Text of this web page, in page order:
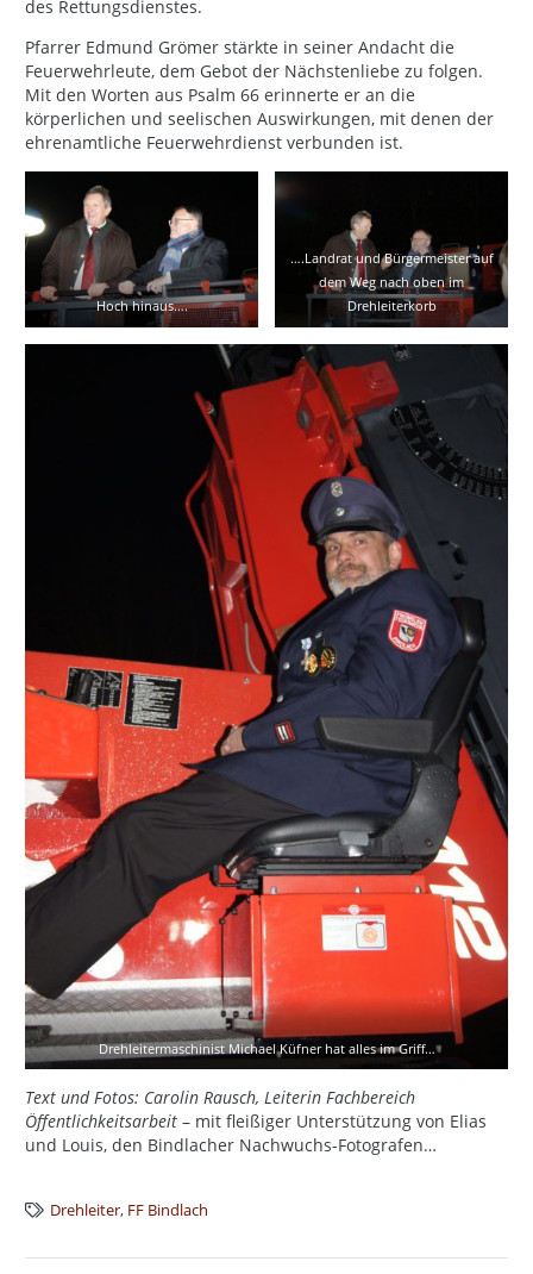
des Rettungsdienstes.
Pfarrer Edmund Grömer stärkte in seiner Andacht die
Feuerwehrleute, dem Gebot der Nächstenliebe zu folgen.
Mit den Worten aus Psalm 66 erinnerte er an die
körperlichen und seelischen Auswirkungen, mit denen der
ehrenamtliche Feuerwehrdienst verbunden ist.
Hoch hinaus….
….Landrat und Bürgermeister auf
dem Weg nach oben im
Drehleiterkorb
Drehleitermaschinist Michael Küfner hat alles im Griff…
Text und Fotos: Carolin Rausch, Leiterin Fachbereich
Öffentlichkeitsarbeit – mit fleißiger Unterstützung von Elias
und Louis, den Bindlacher Nachwuchs-Fotografen…
Drehleiter, FF Bindlach